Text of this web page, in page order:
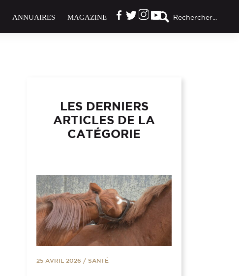
Rechercher...
ANNUAIRES MAGAZINE
LES DERNIERS
ARTICLES DE LA
CATÉGORIE
25 AVRIL 2026 / SANTÉ